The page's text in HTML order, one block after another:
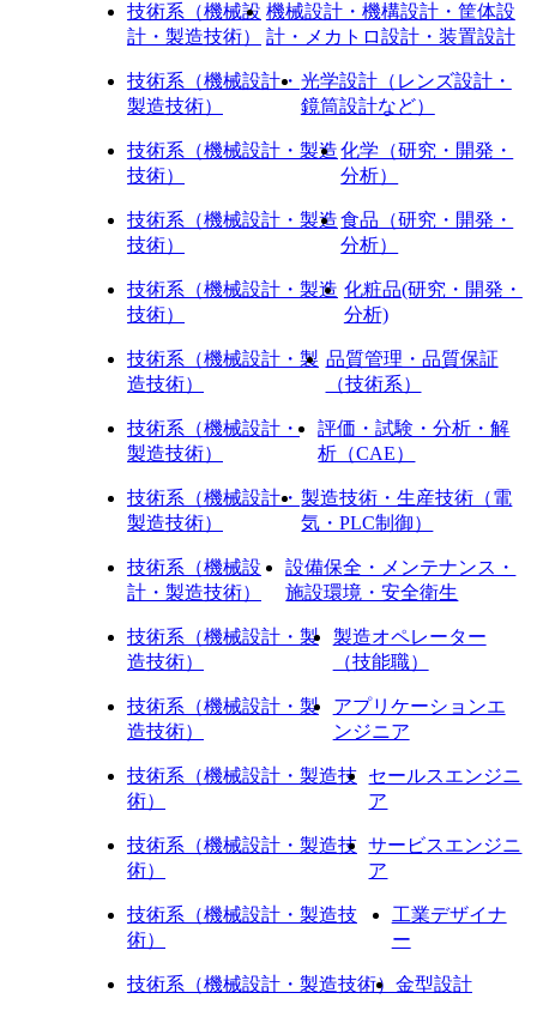
技術系（機械設
計・製造技術）
機械設計・機構設計・筐体設
計・メカトロ設計・装置設計
技術系（機械設計・
製造技術）
光学設計（レンズ設計・
鏡筒設計など）
技術系（機械設計・製造
技術）
化学（研究・開発・
分析）
技術系（機械設計・製造
技術）
食品（研究・開発・
分析）
技術系（機械設計・製造
技術）
化粧品(研究・開発・
分析)
技術系（機械設計・製
造技術）
品質管理・品質保証
（技術系）
技術系（機械設計・
製造技術）
評価・試験・分析・解
析（CAE）
技術系（機械設計・
製造技術）
製造技術・生産技術（電
気・PLC制御）
技術系（機械設
計・製造技術）
設備保全・メンテナンス・
施設環境・安全衛生
技術系（機械設計・製
造技術）
製造オペレーター
（技能職）
技術系（機械設計・製
造技術）
アプリケーションエ
ンジニア
技術系（機械設計・製造技
術）
セールスエンジニ
ア
技術系（機械設計・製造技
術）
サービスエンジニ
ア
技術系（機械設計・製造技
術）
工業デザイナ
ー
技術系（機械設計・製造技術） 金型設計